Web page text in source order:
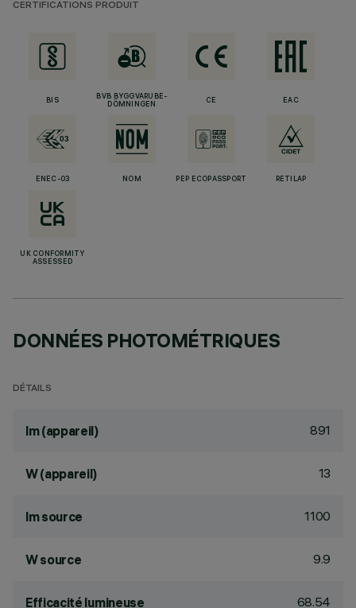
CERTIFICATIONS PRODUIT
BIS
BVB BYGGVARUBE-
DÖMNINGEN
CE EAC
ENEC-03 NOM PEP ECOPASSPORT RETILAP
UK CONFORMITY
ASSESSED
DONNÉES PHOTOMÉTRIQUES
DÉTAILS
lm (appareil) 891
W (appareil) 13
lm source 1100
W source 9.9
Efficacité lumineuse 68.54